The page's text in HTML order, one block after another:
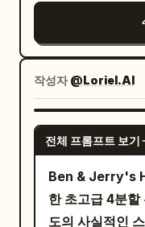
질감을 나타내야 합니다. 분
미트 집착, 하이
호작용, 소장 가
대적인 브랜드 자신감. 렌더링
그릴 미트 광고
자인, Milk
Halo Transit 브
거티브 스페이
조형적인 고기
한 일본어 맛 설
편하면서도 작게 유지
스트립: 하단에
드를 배치하세요
공정 사진/일러
포함되어야 합
1) 냄비에 다진
바브 잼 졸이기,
하기, 4) 크러스
에 치즈케이크
배치되어 깊이
학을 자아냅니
한 앰버 조명, 미
세련된 공간으로
메라로 직접 빈
극적인 그림자,
질감, 윤기 나는
듯한 캐치라이
이 매우 선명하
프리뷰 형태로
레젠테이션
입니다. 상단에
열 그리드로 8개
마감 슬라이드 1
이스 연락처 시
여백을 둡니다.
다크 브라운/블
이트를 사용합니다. 시각적 스타일: 고
작성자@Loriel.AI
전체 프롬프트 보기
Ben & Jerry's
한 초고급 4분할
도의 사실적인